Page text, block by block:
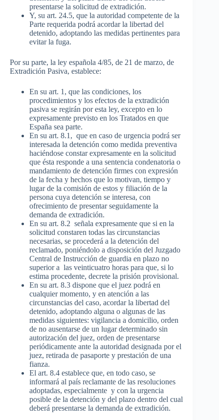
presentarse la solicitud de extradición.
Y, su art. 24.5, que la autoridad competente de la
Parte requerida podrá acordar la libertad del
detenido, adoptando las medidas pertinentes para
evitar la fuga.
Por su parte, la ley española 4/85, de 21 de marzo, de
Extradición Pasiva, establece:
En su art. 1, que las condiciones, los
procedimientos y los efectos de la extradición
pasiva se regirán por esta ley, excepto en lo
expresamente previsto en los Tratados en que
España sea parte.
En su art. 8.1, que en caso de urgencia podrá ser
interesada la detención como medida preventiva
haciéndose constar expresamente en la solicitud
que ésta responde a una sentencia condenatoria o
mandamiento de detención firmes con expresión
de la fecha y hechos que lo motivan, tiempo y
lugar de la comisión de estos y filiación de la
persona cuya detención se interesa, con
ofrecimiento de presentar seguidamente la
demanda de extradición.
En su art. 8.2 señala expresamente que si en la
solicitud constaren todas las circunstancias
necesarias, se procederá a la detención del
reclamado, poniéndolo a disposición del Juzgado
Central de Instrucción de guardia en plazo no
superior a las veinticuatro horas para que, si lo
estima procedente, decrete la prisión provisional.
En su art. 8.3 dispone que el juez podrá en
cualquier momento, y en atención a las
circunstancias del caso, acordar la libertad del
detenido, adoptando alguna o algunas de las
medidas siguientes: vigilancia a domicilio, orden
de no ausentarse de un lugar determinado sin
autorización del juez, orden de presentarse
periódicamente ante la autoridad designada por el
juez, retirada de pasaporte y prestación de una
fianza.
El art. 8.4 establece que, en todo caso, se
informará al país reclamante de las resoluciones
adoptadas, especialmente y con la urgencia
posible de la detención y del plazo dentro del cual
deberá presentarse la demanda de extradición.